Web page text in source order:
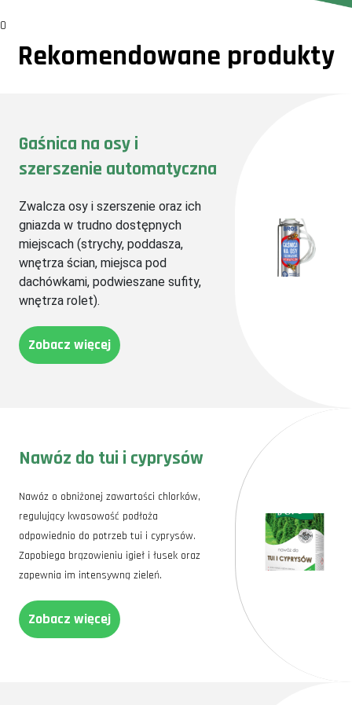
0
Rekomendowane produkty
Gaśnica na osy i
szerszenie automatyczna
Zwalcza osy i szerszenie oraz ich
gniazda w trudno dostępnych
miejscach (strychy, poddasza,
wnętrza ścian, miejsca pod
dachówkami, podwieszane sufity,
wnętrza rolet).
Zobacz więcej
Nawóz do tui i cyprysów
Nawóz o obniżonej zawartości chlorków,
regulujący kwasowość podłoża
odpowiednio do potrzeb tui i cyprysów.
Zapobiega brązowieniu igieł i łusek oraz
zapewnia im intensywną zieleń.
Zobacz więcej